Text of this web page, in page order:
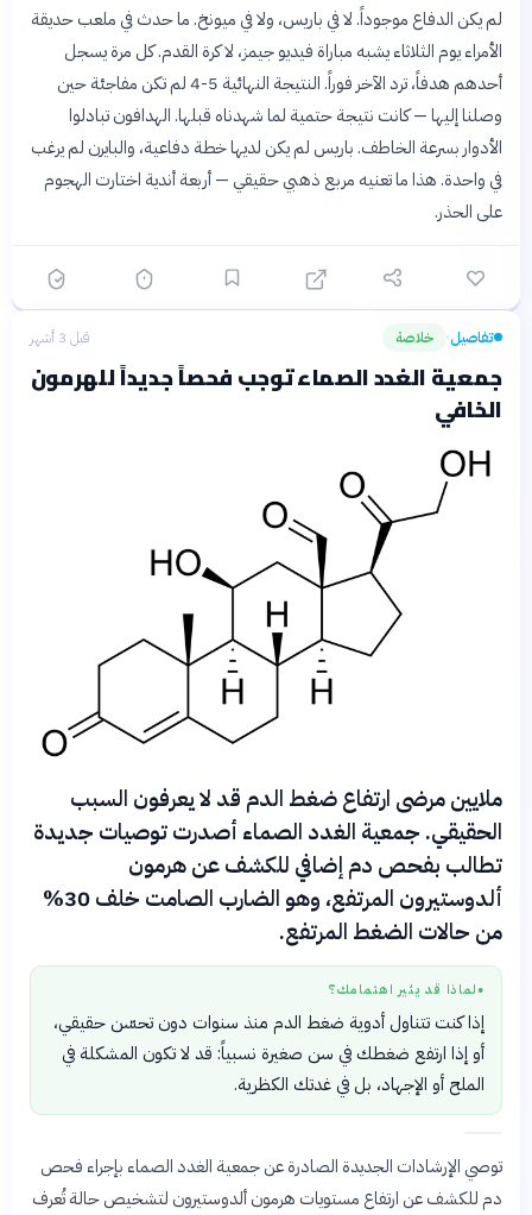
لم يكن الدفاع موجوداً. لا في باريس، ولا في ميونخ. ما حدث في ملعب حديقة
الأمراء يوم الثلاثاء يشبه مباراة فيديو جيمز، لا كرة القدم. كل مرة يسجل
أحدهم هدفاً، ترد الآخر فوراً. النتيجة النهائية 5-4 لم تكن مفاجئة حين
وصلنا إليها — كانت نتيجة حتمية لما شهدناه قبلها. الهدافون تبادلوا
الأدوار بسرعة الخاطف. باريس لم يكن لديها خطة دفاعية، والبايرن لم يرغب
في واحدة. هذا ما تعنيه مربع ذهبي حقيقي — أربعة أندية اختارت الهجوم
على الحذر.
تفاصيل› خلاصة قبل 3 أشهر
جمعية الغدد الصماء توجب فحصاً جديداً للهرمون
الخافي
ملايين مرضى ارتفاع ضغط الدم قد لا يعرفون السبب
الحقيقي. جمعية الغدد الصماء أصدرت توصيات جديدة
تطالب بفحص دم إضافي للكشف عن هرمون
ألدوستيرون المرتفع، وهو الضارب الصامت خلف 30%
من حالات الضغط المرتفع.
● لماذا قد يثير اهتمامك؟
إذا كنت تتناول أدوية ضغط الدم منذ سنوات دون تحسّن حقيقي،
أو إذا ارتفع ضغطك في سن صغيرة نسبياً: قد لا تكون المشكلة في
الملح أو الإجهاد، بل في غدتك الكظرية.
توصي الإرشادات الجديدة الصادرة عن جمعية الغدد الصماء بإجراء فحص
دم للكشف عن ارتفاع مستويات هرمون ألدوستيرون لتشخيص حالة تُعرف